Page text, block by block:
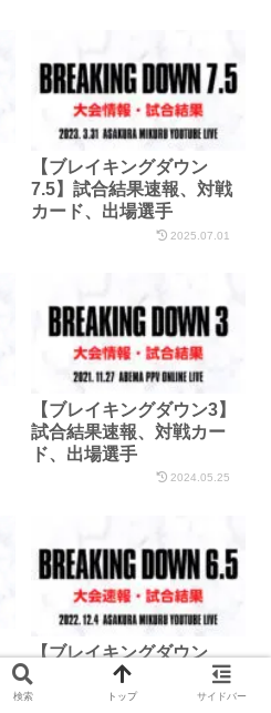
【ブレイキングダウン
7.5】試合結果速報、対戦
カード、出場選手
2025.07.01
【ブレイキングダウン3】
試合結果速報、対戦カー
ド、出場選手
2024.05.25
【ブレイキングダウン
6.5】試合結果速報、対戦
カード、出場選手
検索 トップ サイドバー